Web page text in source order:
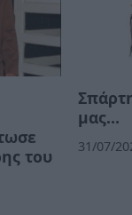
του
μας…
31/07/